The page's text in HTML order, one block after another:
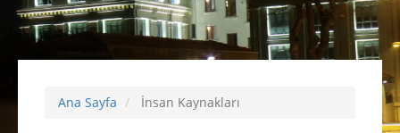
Ana Sayfa İnsan Kaynakları